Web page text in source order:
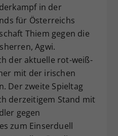
in der
für Österreichs
Thiem gegen die
Agwi.
der aktuelle rot-weiß-
mit der irischen
Der zweite Spieltag
derzeitigem Stand mit
gegen
zum Einserduell